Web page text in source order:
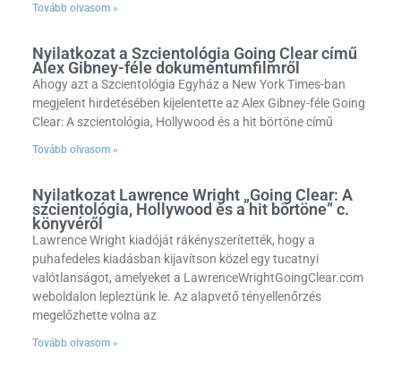
Tovább olvasom »
Nyilatkozat a Szcientológia Going Clear című
Alex Gibney-féle dokumentumfilmről
Ahogy azt a Szcientológia Egyház a New York Times-ban
megjelent hirdetésében kijelentette az Alex Gibney-féle Going
Clear: A szcientológia, Hollywood és a hit börtöne című
Tovább olvasom »
Nyilatkozat Lawrence Wright „Going Clear: A
szcientológia, Hollywood és a hit börtöne” c.
könyvéről
Lawrence Wright kiadóját rákényszerítették, hogy a
puhafedeles kiadásban kijavítson közel egy tucatnyi
valótlanságot, amelyeket a LawrenceWrightGoingClear.com
weboldalon lepleztünk le. Az alapvető tényellenőrzés
megelőzhette volna az
Tovább olvasom »